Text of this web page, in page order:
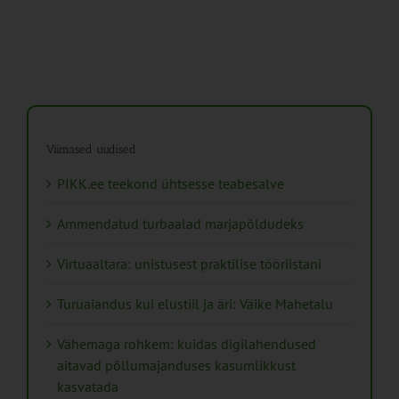
Viimased uudised
PIKK.ee teekond ühtsesse teabesalve
Ammendatud turbaalad marjapõldudeks
Virtuaaltara: unistusest praktilise tööriistani
Turuaiandus kui elustiil ja äri: Väike Mahetalu
Vähemaga rohkem: kuidas digilahendused
aitavad põllumajanduses kasumlikkust
kasvatada